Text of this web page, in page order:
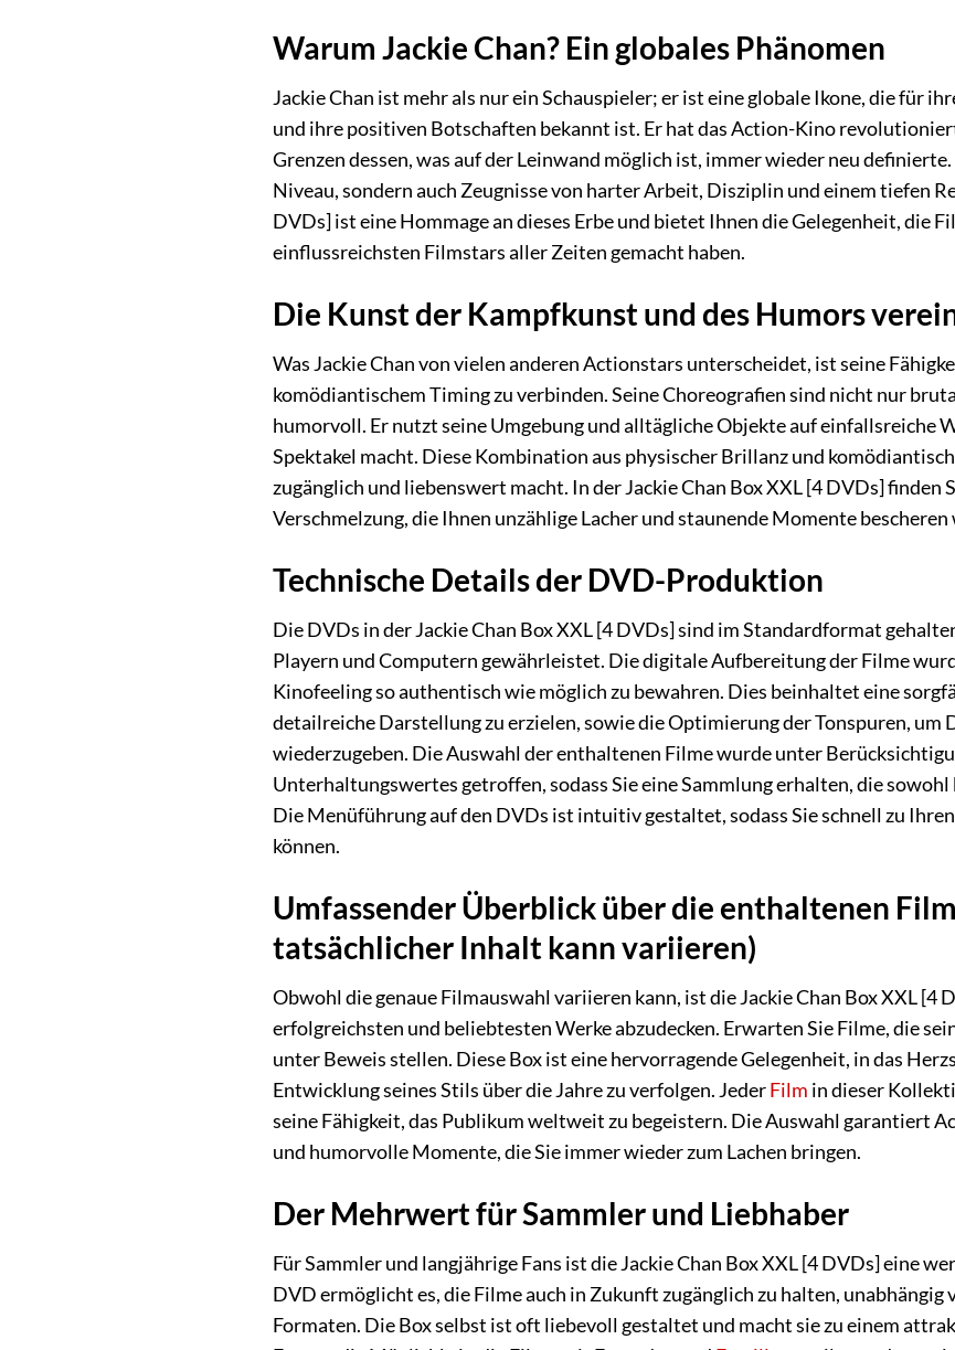
Warum Jackie Chan? Ein globales Phänomen
Jackie Chan ist mehr als nur ein Schauspieler; er ist eine globale Ikone, die für
und ihre positiven Botschaften bekannt ist. Er hat das Action-Kino
Grenzen dessen, was auf der Leinwand möglich ist, immer wieder neu
Niveau, sondern auch Zeugnisse von harter Arbeit, Disziplin und einem tiefen
DVDs] ist eine Hommage an dieses Erbe und bietet Ihnen die Gelegenheit, die
einflussreichsten Filmstars aller Zeiten gemacht haben.
Die Kunst der Kampfkunst und des Humors
Was Jackie Chan von vielen anderen Actionstars unterscheidet, ist seine
komödiantischem Timing zu verbinden. Seine Choreografien sind nicht nur
humorvoll. Er nutzt seine Umgebung und alltägliche Objekte auf einfallsreiche
Spektakel macht. Diese Kombination aus physischer Brillanz und
zugänglich und liebenswert macht. In der Jackie Chan Box XXL [4 DVDs]
Verschmelzung, die Ihnen unzählige Lacher und staunende Momente bescheren
Technische Details der DVD-Produktion
Die DVDs in der Jackie Chan Box XXL [4 DVDs] sind im Standardformat
Playern und Computern gewährleistet. Die digitale Aufbereitung der Filme
Kinofeeling so authentisch wie möglich zu bewahren. Dies beinhaltet eine
detailreiche Darstellung zu erzielen, sowie die Optimierung der Tonspuren, um
wiederzugeben. Die Auswahl der enthaltenen Filme wurde unter
Unterhaltungswertes getroffen, sodass Sie eine Sammlung erhalten, die
Die Menüführung auf den DVDs ist intuitiv gestaltet, sodass Sie schnell zu
können.
Umfassender Überblick über die enthaltenen
tatsächlicher Inhalt kann variieren)
Obwohl die genaue Filmauswahl variieren kann, ist die Jackie Chan Box XXL
erfolgreichsten und beliebtesten Werke abzudecken. Erwarten Sie Filme, die
unter Beweis stellen. Diese Box ist eine hervorragende Gelegenheit, in das
Entwicklung seines Stils über die Jahre zu verfolgen. JederFilm in dieser
seine Fähigkeit, das Publikum weltweit zu begeistern. Die Auswahl garantiert
und humorvolle Momente, die Sie immer wieder zum Lachen bringen.
Der Mehrwert für Sammler und Liebhaber
Für Sammler und langjährige Fans ist die Jackie Chan Box XXL [4 DVDs] eine
DVD ermöglicht es, die Filme auch in Zukunft zugänglich zu halten,
Formaten. Die Box selbst ist oft liebevoll gestaltet und macht sie zu einem